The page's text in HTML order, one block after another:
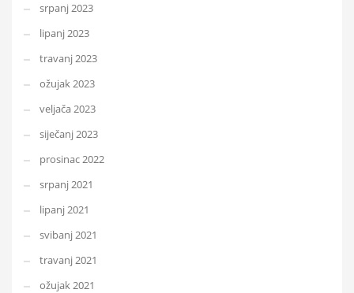
srpanj 2023
lipanj 2023
travanj 2023
ožujak 2023
veljača 2023
siječanj 2023
prosinac 2022
srpanj 2021
lipanj 2021
svibanj 2021
travanj 2021
ožujak 2021